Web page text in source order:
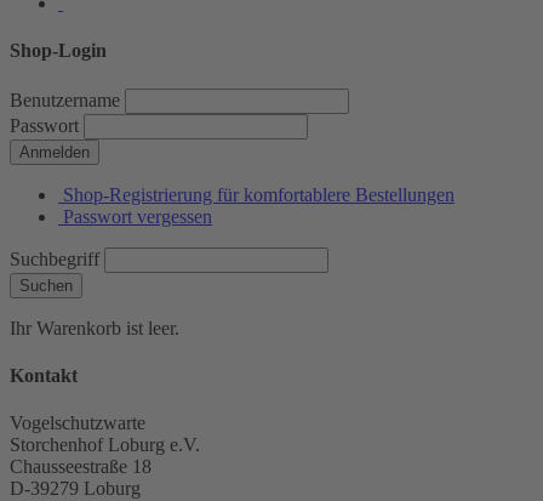
Shop-Login
Benutzername
Passwort
Anmelden
Shop-Registrierung für komfortablere Bestellungen
Passwort vergessen
Suchbegriff
Suchen
Ihr Warenkorb ist leer.
Kontakt
Vogelschutzwarte
Storchenhof Loburg e.V.
Chausseestraße 18
D-39279 Loburg